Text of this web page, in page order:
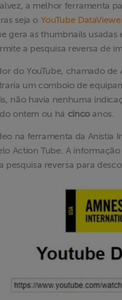
a melhor ferramenta
seja o YouTube
gera as thumbnails usadas
a pesquisa reversa de
do YouTube, chamado
um comboio de
não havia nenhuma
ontem ou há cinco anos.
na ferramenta da Anistia
Action Tube. A
pesquisa reversa para